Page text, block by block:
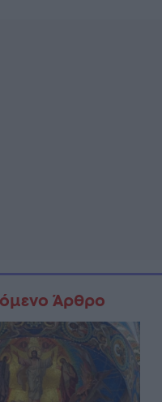
Άρθρο